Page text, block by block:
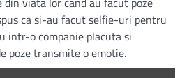
ca si-au facut selfie-uri pentru
intr-o companie placuta si
poze transmite o emotie.